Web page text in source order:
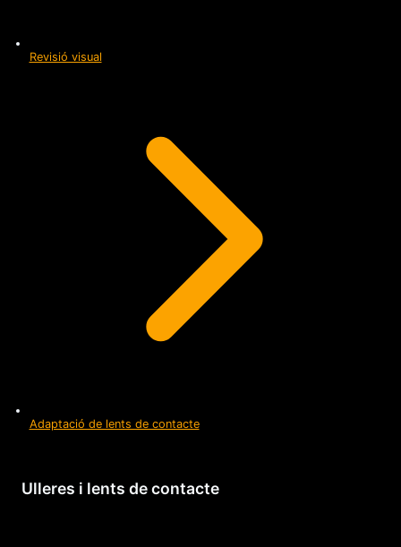
Revisió visual
Adaptació de lents de contacte
Ulleres i lents de contacte